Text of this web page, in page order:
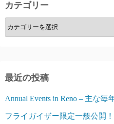
送
り
カテゴリー
カ
テ
ー
最近の投稿
Annual Events in Reno – 主な毎
フライガイザー限定一般公開！